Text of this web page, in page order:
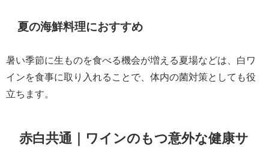
夏の海鮮料理におすすめ
暑い季節に生ものを食べる機会が増える夏場などは、白ワ
インを食事に取り入れることで、体内の菌対策としても役
立ちます。
赤白共通｜ワインのもつ意外な健康サ